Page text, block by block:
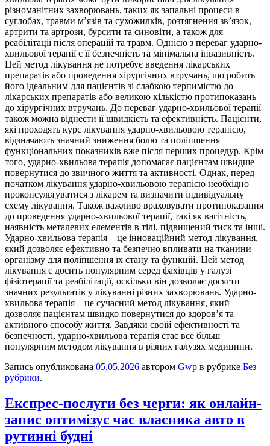
різноманітних захворювань, таких як запальні процеси в
суглобах, травми м’язів та сухожилків, розтягнення зв’язок,
артрити та артрози, бурсити та синовіти, а також для
реабілітації після операцій та травм. Однією з переваг ударно-
хвильової терапії є її безпечність та мінімальна інвазивність.
Цей метод лікування не потребує введення лікарських
препаратів або проведення хірургічних втручань, що робить
його ідеальним для пацієнтів зі слабкою терпимістю до
лікарських препаратів або великою кількістю протипоказань
до хірургічних втручань. До переваг ударно-хвильової терапії
також можна віднести її швидкість та ефективність. Пацієнти,
які проходять курс лікування ударно-хвильовою терапією,
відзначають значний зниження болю та поліпшення
функціональних показників вже після перших процедур. Крім
того, ударно-хвильова терапія допомагає пацієнтам швидше
повернутися до звичного життя та активності. Однак, перед
початком лікування ударно-хвильовою терапією необхідно
проконсультуватися з лікарем та визначити індивідуальну
схему лікування. Також важливо враховувати протипоказання
до проведення ударно-хвильової терапії, такі як вагітність,
наявність металевих елементів в тілі, підвищений тиск та інші.
Ударно-хвильова терапія – це інноваційний метод лікування,
який дозволяє ефективно та безпечно впливати на тканини
організму для поліпшення їх стану та функцій. Цей метод
лікування є досить популярним серед фахівців у галузі
фізіотерапії та реабілітації, оскільки він дозволяє досягти
значних результатів у лікуванні різних захворювань. Ударно-
хвильова терапія – це сучасний метод лікування, який
дозволяє пацієнтам швидко повернутися до здоров’я та
активного способу життя. Завдяки своїй ефективності та
безпечності, ударно-хвильова терапія стає все більш
популярним методом лікування в різних галузях медицини.
Запись опубликована 05.05.2026 автором Gwp в рубрике Без
рубрики.
Експрес-послуги без черги: як онлайн-
запис оптимізує час власника авто в
рутинні будні